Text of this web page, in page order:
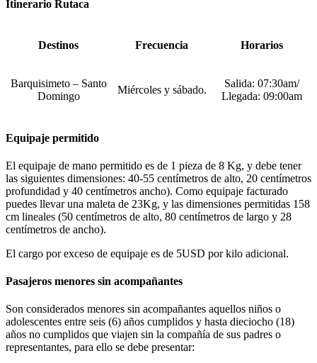
Itinerario Rutaca
Destinos Frecuencia Horarios
Barquisimeto – Santo
Domingo
Miércoles y sábado.
Salida: 07:30am/
Llegada: 09:00am
Equipaje permitido
El equipaje de mano permitido es de 1 pieza de 8 Kg, y debe tener
las siguientes dimensiones: 40-55 centímetros de alto, 20 centímetros
profundidad y 40 centímetros ancho). Como equipaje facturado
puedes llevar una maleta de 23Kg, y las dimensiones permitidas 158
cm lineales (50 centímetros de alto, 80 centímetros de largo y 28
centímetros de ancho).
El cargo por exceso de equipaje es de 5USD por kilo adicional.
Pasajeros menores sin acompañantes
Son considerados menores sin acompañantes aquellos niños o
adolescentes entre seis (6) años cumplidos y hasta dieciocho (18)
años no cumplidos que viajen sin la compañía de sus padres o
representantes, para ello se debe presentar: